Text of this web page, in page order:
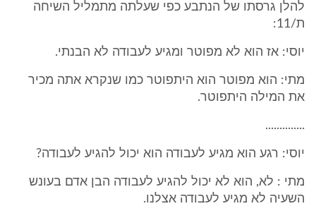
להלן גרסתו של הנתבע כפי שעלתה מתמליל השיחה
ת/11:
יוסי: אז הוא לא מפוטר ומגיע לעבודה לא הבנתי.
מתי: הוא מפוטר הוא היתפוטר כמו שנקרא אתה מכיר
את המילה היתפוטר.
..............
יוסי: רגע הוא מגיע לעבודה הוא יכול להגיע לעבודה?
מתי : לא, הוא לא יכול להגיע לעבודה הבן אדם בעונש
השעיה לא מגיע לעבודה אצלנו.